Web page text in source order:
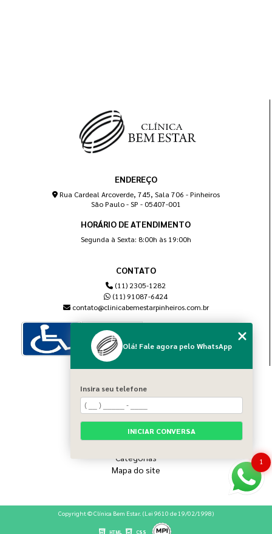
ENDEREÇO
Rua Cardeal Arcoverde, 745, Sala 706 - Pinheiros
São Paulo - SP - 05407-001
HORÁRIO DE ATENDIMENTO
Segunda à Sexta: 8:00h às 19:00h
CONTATO
(11) 2305-1282
(11) 91087-6424
contato@clinicabemestarpinheiros.com.br
Home
Sobre nós
Blog
Serviços
Categorias
Mapa do site
Copyright © Clínica Bem Estar. (Lei 9610 de 19/02/1998)
HTML CSS
1
Olá! Fale agora pelo WhatsApp
Insira seu telefone
INICIAR CONVERSA